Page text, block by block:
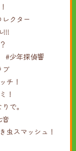
クター
!!!
#少年探偵響
ブ
チ！
！
で。
音
虫スマッシュ！